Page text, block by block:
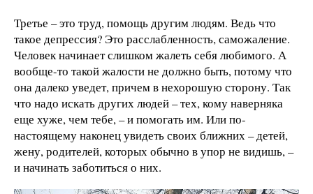
Третье – это труд, помощь другим людям. Ведь что
такое депрессия? Это расслабленность, саможаление.
Человек начинает слишком жалеть себя любимого. А
вообще-то такой жалости не должно быть, потому что
она далеко уведет, причем в нехорошую сторону. Так
что надо искать других людей – тех, кому наверняка
еще хуже, чем тебе, – и помогать им. Или по-
настоящему наконец увидеть своих ближних – детей,
жену, родителей, которых обычно в упор не видишь, –
и начинать заботиться о них.